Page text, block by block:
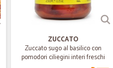
ZUCCATO
Zuccato sugo al basilico con
pomodori ciliegini interi freschi